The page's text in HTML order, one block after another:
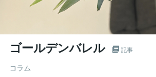
ゴールデンバレル 記事
コラム